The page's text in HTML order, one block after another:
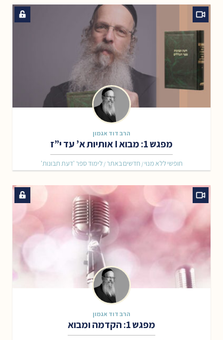
הרב דוד אגמון
מפגש 1: מבוא I אותיות א’ עד י”ז
לימוד ספר 'דעת תבונות' / חדשים באתר /חופשי ללא מנוי
הרב דוד אגמון
מפגש 1: הקדמה ומבוא